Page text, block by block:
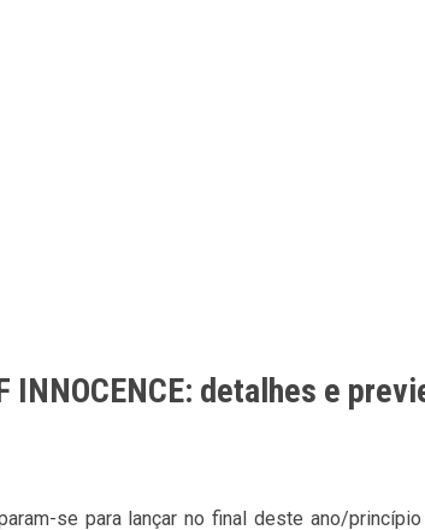
INNOCENCE: detalhes e
se para lançar no final deste ano/